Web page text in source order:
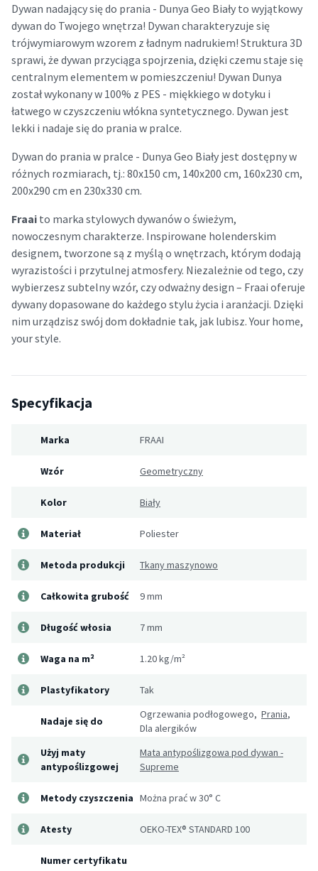
Dywan nadający się do prania - Dunya Geo Biały to wyjątkowy
dywan do Twojego wnętrza! Dywan charakteryzuje się
trójwymiarowym wzorem z ładnym nadrukiem! Struktura 3D
sprawi, że ​​dywan przyciąga spojrzenia, dzięki czemu staje się
centralnym elementem w pomieszczeniu! Dywan Dunya
został wykonany w 100% z PES - miękkiego w dotyku i
łatwego w czyszczeniu włókna syntetycznego. Dywan jest
lekki i nadaje się do prania w pralce.
Dywan do prania w pralce - Dunya Geo Biały jest dostępny w
różnych rozmiarach, tj.: 80x150 cm, 140x200 cm, 160x230 cm,
200x290 cm en 230x330 cm.
Fraai to marka stylowych dywanów o świeżym,
nowoczesnym charakterze. Inspirowane holenderskim
designem, tworzone są z myślą o wnętrzach, którym dodają
wyrazistości i przytulnej atmosfery. Niezależnie od tego, czy
wybierzesz subtelny wzór, czy odważny design – Fraai oferuje
dywany dopasowane do każdego stylu życia i aranżacji. Dzięki
nim urządzisz swój dom dokładnie tak, jak lubisz. Your home,
your style.
Specyfikacja
Marka FRAAI
Wzór Geometryczny
Kolor Biały
Materiał Poliester
Metoda produkcji Tkany maszynowo
Całkowita grubość 9 mm
Długość włosia 7 mm
Waga na m² 1.20 kg/m²
Plastyfikatory Tak
Nadaje się do
Ogrzewania podłogowego, Prania,
Dla alergików
Użyj maty
antypoślizgowej
Mata antypoślizgowa pod dywan -
Supreme
Metody czyszczenia Można prać w 30° C
Atesty OEKO-TEX® STANDARD 100
Numer certyfikatu